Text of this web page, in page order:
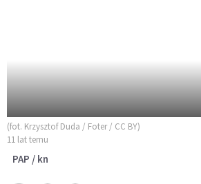
(fot. Krzysztof Duda / Foter / CC BY)
11 lat temu
PAP / kn